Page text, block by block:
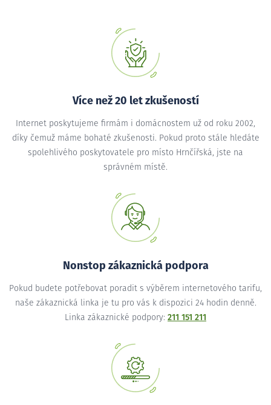
Více než 20 let zkušeností
Internet poskytujeme firmám i domácnostem už od roku 2002,
díky čemuž máme bohaté zkušenosti. Pokud proto stále hledáte
spolehlivého poskytovatele pro místo Hrnčířská, jste na
správném místě.
Nonstop zákaznická podpora
Pokud budete potřebovat poradit s výběrem internetového tarifu,
naše zákaznická linka je tu pro vás k dispozici 24 hodin denně.
Linka zákaznické podpory: 211 151 211